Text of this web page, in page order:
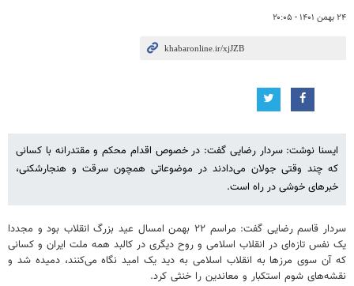
۲۴ بهمن ۱۴۰۱ - ۲۰:۰۵
ایسنا نوشت: سردار رضایی گفت: در خصوص اقدام محکم و مقتدرانه با کسانی
که چند وقتی جولان می‌دادند در موضوعاتی همچون سرقت و هنجارشکنی،
خبرهای خوشی در راه است.
سردار قاسم رضایی گفت:‌ مراسم ۲۲ بهمن امسال عید بزرگ انقلاب بود و مجددا
یک نفس تازه‌ای در انقلاب اسلامی و روح دیگری در کالبد همه ملت ایران و کسانی
که آن سوی مرزها به انقلاب اسلامی به دید یک امید نگاه می‌کنند، دمیده شد و
نقشه‌های شوم استکبار و معاندین را خنثی کرد.